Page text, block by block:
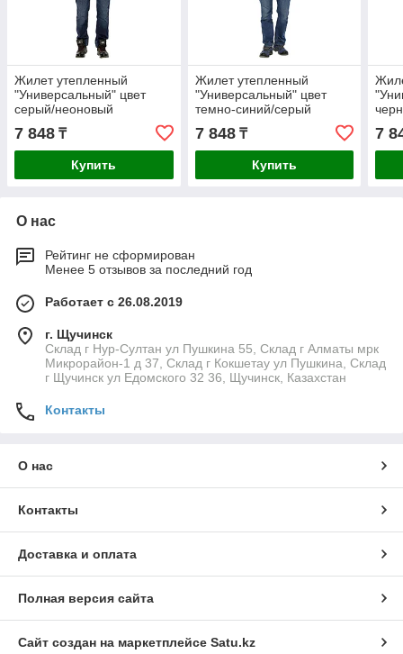
Жилет утепленный
"Универсальный" цвет
серый/неоновый
7 848 ₸
Купить
Жилет утепленный
"Универсальный" цвет
темно-синий/серый
7 848₸
Купить
7
О нас
Рейтинг не сформирован
Менее 5 отзывов за последний год
Работает с 26.08.2019
г. Щучинск
Склад г Нур-Султан ул Пушкина 55, Склад г Алматы мрк
Микрорайон-1 д 37, Склад г Кокшетау ул Пушкина, Склад
г Щучинск ул Едомского 32 36, Щучинск, Казахстан
Контакты
О нас
Контакты
Доставка и оплата
Полная версия сайта
Сайт создан на маркетплейсе Satu.kz